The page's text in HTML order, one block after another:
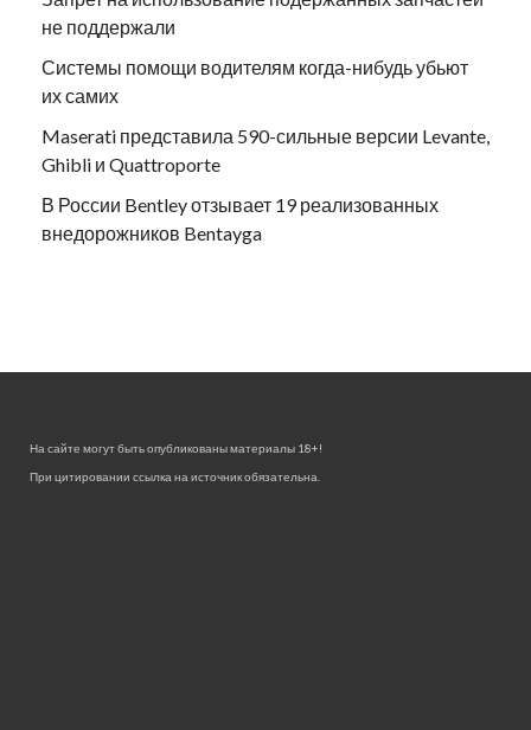
не поддержали
Системы помощи водителям когда-нибудь убьют
их самих
Maserati представила 590-сильные версии Levante,
Ghibli и Quattroporte
В России Bentley отзывает 19 реализованных
внедорожников Bentayga
На сайте могут быть опубликованы материалы 18+!
При цитировании ссылка на источник обязательна.